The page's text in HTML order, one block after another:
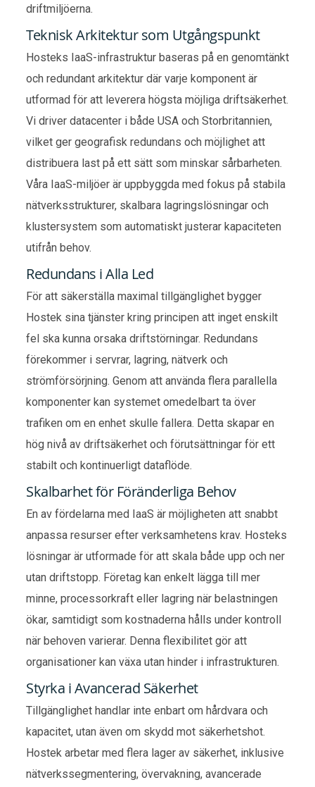
driftmiljöerna.
Teknisk Arkitektur som Utgångspunkt
Hosteks IaaS-infrastruktur baseras på en genomtänkt
och redundant arkitektur där varje komponent är
utformad för att leverera högsta möjliga driftsäkerhet.
Vi driver datacenter i både USA och Storbritannien,
vilket ger geografisk redundans och möjlighet att
distribuera last på ett sätt som minskar sårbarheten.
Våra IaaS-miljöer är uppbyggda med fokus på stabila
nätverksstrukturer, skalbara lagringslösningar och
klustersystem som automatiskt justerar kapaciteten
utifrån behov.
Redundans i Alla Led
För att säkerställa maximal tillgänglighet bygger
Hostek sina tjänster kring principen att inget enskilt
fel ska kunna orsaka driftstörningar. Redundans
förekommer i servrar, lagring, nätverk och
strömförsörjning. Genom att använda flera parallella
komponenter kan systemet omedelbart ta över
trafiken om en enhet skulle fallera. Detta skapar en
hög nivå av driftsäkerhet och förutsättningar för ett
stabilt och kontinuerligt dataflöde.
Skalbarhet för Föränderliga Behov
En av fördelarna med IaaS är möjligheten att snabbt
anpassa resurser efter verksamhetens krav. Hosteks
lösningar är utformade för att skala både upp och ner
utan driftstopp. Företag kan enkelt lägga till mer
minne, processorkraft eller lagring när belastningen
ökar, samtidigt som kostnaderna hålls under kontroll
när behoven varierar. Denna flexibilitet gör att
organisationer kan växa utan hinder i infrastrukturen.
Styrka i Avancerad Säkerhet
Tillgänglighet handlar inte enbart om hårdvara och
kapacitet, utan även om skydd mot säkerhetshot.
Hostek arbetar med flera lager av säkerhet, inklusive
nätverkssegmentering, övervakning, avancerade